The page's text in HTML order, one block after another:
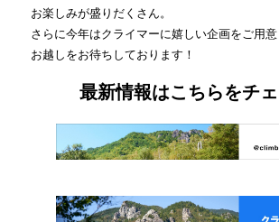
お楽しみが盛りだくさん。
さらに今年はクライマーに嬉しい企画をご用
お越しをお待ちしております！
最新情報はこちらをチ